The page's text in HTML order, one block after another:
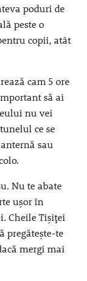
poduri de
peste o
copii, atât
cam 5 ore
să ai
nu vei
ce se
sau
Nu te abate
ușor în
Cheile Tișiței
pregătește-te
mergi mai